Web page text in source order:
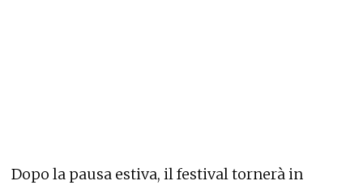
Dopo la pausa estiva, il festival tornerà in